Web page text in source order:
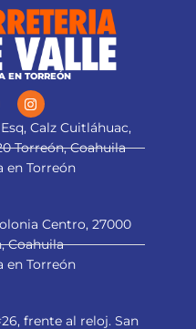
EN TORREÓN
Calz Cuitláhuac,
Torreón, Coahuila
en Torreón
Centro, 27000
Coahuila
en Torreón
frente al reloj. San